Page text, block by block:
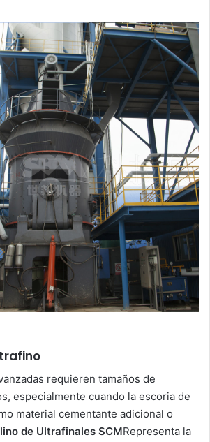
requieren tamaños de
especialmente cuando la escoria de
material cementante adicional o
de Ultrafinales SCMRepresenta la